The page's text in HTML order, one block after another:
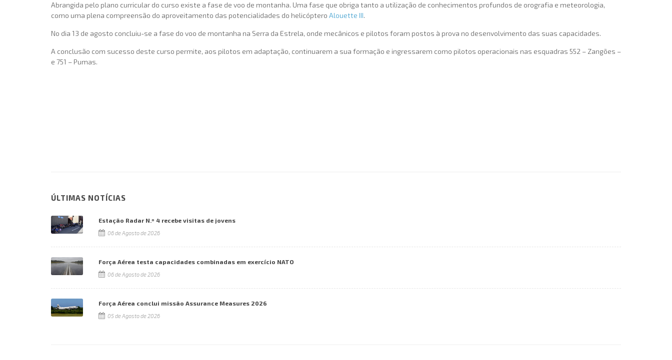
Abrangida pelo plano curricular do curso existe a fase de voo de montanha. Uma fase que obriga tanto a utilização de conhecimentos profundos de orografia e meteorologia,
como uma plena compreensão do aproveitamento das potencialidades do helicóptero Alouette III.
No dia 13 de agosto concluiu-se a fase do voo de montanha na Serra da Estrela, onde mecânicos e pilotos foram postos à prova no desenvolvimento das suas capacidades.
A conclusão com sucesso deste curso permite, aos pilotos em adaptação, continuarem a sua formação e ingressarem como pilotos operacionais nas esquadras 552 – Zangões –
e 751 – Pumas.
ÚLTIMAS NOTÍCIAS
Estação Radar N.º 4 recebe visitas de jovens
06 de Agosto de 2026
Força Aérea testa capacidades combinadas em exercício NATO
06 de Agosto de 2026
Força Aérea conclui missão Assurance Measures 2026
05 de Agosto de 2026